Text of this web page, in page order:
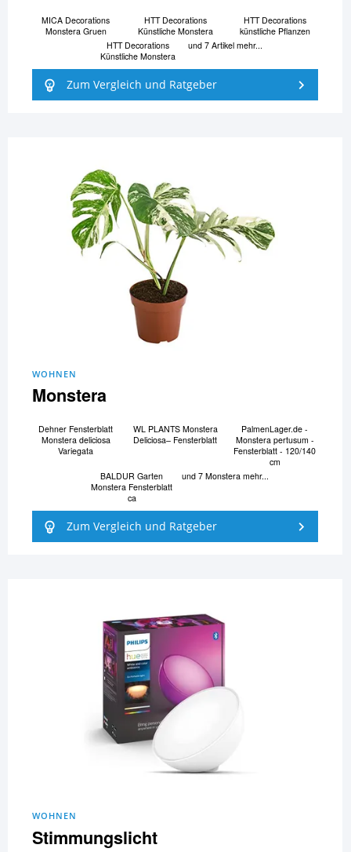
MICA Decorations
Monstera Gruen
HTT Decorations
Künstliche Monstera
HTT Decorations
künstliche Pflanzen
HTT Decorations
Künstliche Monstera
und 7 Artikel mehr...
Zum Vergleich und Ratgeber
WOHNEN
Monstera
Dehner Fensterblatt
Monstera deliciosa
Variegata
WL PLANTS Monstera
Deliciosa– Fensterblatt
PalmenLager.de -
Monstera pertusum -
Fensterblatt - 120/140
cm
BALDUR Garten
Monstera Fensterblatt
ca
und 7 Monstera mehr...
Zum Vergleich und Ratgeber
WOHNEN
Stimmungslicht